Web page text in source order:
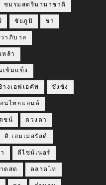
ชมรมสตรีนานาชาติ
ชัยภูมิ ชา
าภิบาล
หล้า
ข้มแข็ง
างเอฟเอคัพ ซังซัง
นไทยแลนด์
ชน์ ดวงตา
ดิ เอมเมอรัลด์
ดีไซน์เนอร์
ดสด ตลาดไท